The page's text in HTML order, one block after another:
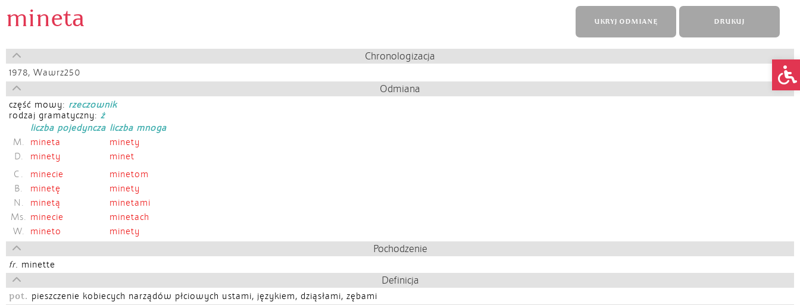
UKRYJ ODMIANĘ DRUKUJ
mineta
Chronologizacja
1978, Wawrz250
Odmiana
część mowy: rzeczownik
rodzaj gramatyczny: ż
liczba pojedyncza liczba mnoga
M.
mineta
minety
D.
minety
minet
C.
minecie
minetom
B.
minetę
minety
N.
minetą
minetami
Ms. minecie
minetach
W.
mineto minety
Pochodzenie
fr. minette
Definicja
pot. pieszczenie kobiecych narządów płciowych ustami, językiem, dziąsłami, zębami